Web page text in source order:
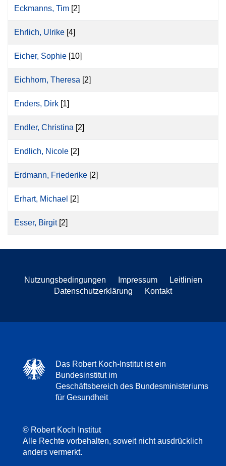
Eckmanns, Tim [2]
Ehrlich, Ulrike [4]
Eicher, Sophie [10]
Eichhorn, Theresa [2]
Enders, Dirk [1]
Endler, Christina [2]
Endlich, Nicole [2]
Erdmann, Friederike [2]
Erhart, Michael [2]
Esser, Birgit[2]
Nutzungsbedingungen Impressum
Leitlinien
Datenschutzerklärung
Kontakt
Das Robert Koch-Institut ist ein
Bundesinstitut im
Geschäftsbereich des Bundesministeriums
für Gesundheit
© Robert Koch Institut
Alle Rechte vorbehalten, soweit nicht ausdrücklich
anders vermerkt.